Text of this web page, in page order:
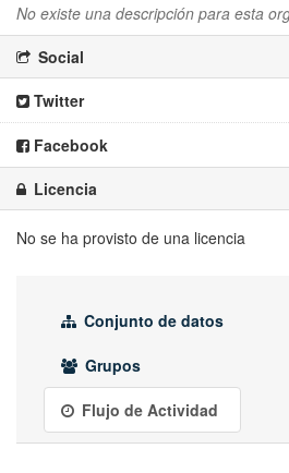
No existe una descripción para esta
Social
Twitter
Facebook
Licencia
No se ha provisto de una licencia
Conjunto de datos
Grupos
Flujo de Actividad